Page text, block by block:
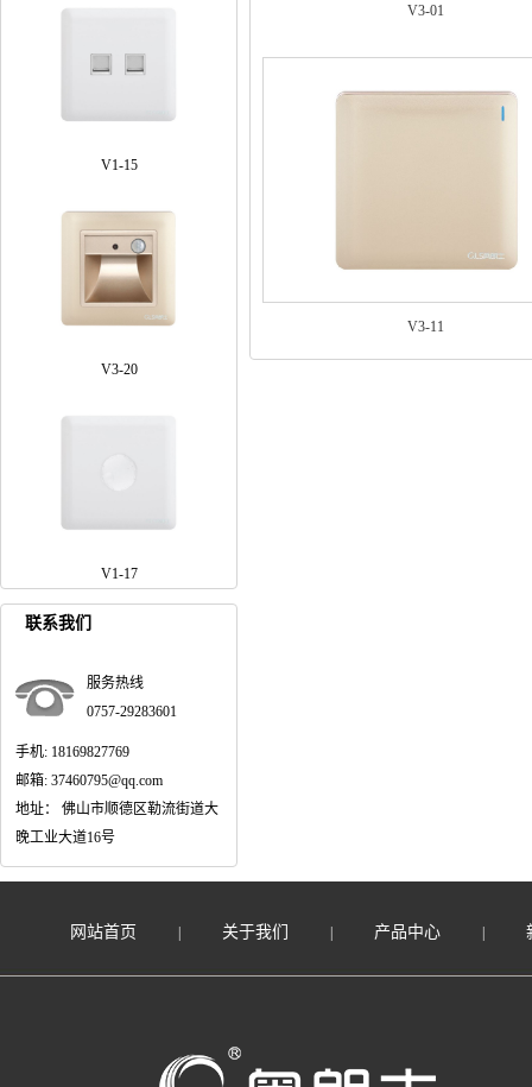
V1-15
V3-20
V1-17
联系我们
服务热线
0757-29283601
手机: 18169827769
邮箱: 37460795@qq.com
地址： 佛山市顺德区勒流街道大
晚工业大道16号
V3-01
V3-11
网站首页 关于我们 产品中心